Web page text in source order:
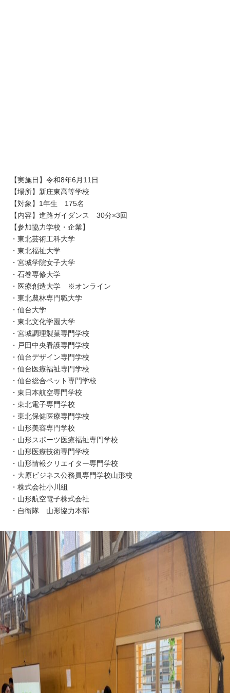
【実施日】令和8年6月11日
【場所】新庄東高等学校
【対象】1年生 175名
【内容】進路ガイダンス 30分×3回
【参加協力学校・企業】
・東北芸術工科大学
・東北福祉大学
・宮城学院女子大学
・石巻専修大学
・医療創造大学 ※オンライン
・東北農林専門職大学
・仙台大学
・東北文化学園大学
・宮城調理製菓専門学校
・戸田中央看護専門学校
・仙台デザイン専門学校
・仙台医療福祉専門学校
・仙台総合ペット専門学校
・東日本航空専門学校
・東北電子専門学校
・東北保健医療専門学校
・山形美容専門学校
・山形スポーツ医療福祉専門学校
・山形医療技術専門学校
・山形情報クリエイター専門学校
・大原ビジネス公務員専門学校山形校
・株式会社小川組
・山形航空電子株式会社
・自衛隊 山形協力本部